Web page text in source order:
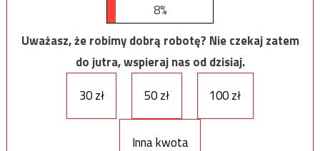
8%
Uważasz, że robimy dobrą robotę? Nie czekaj zatem
do jutra, wspieraj nas od dzisiaj.
30 zł
50 zł 100 zł
Inna kwota